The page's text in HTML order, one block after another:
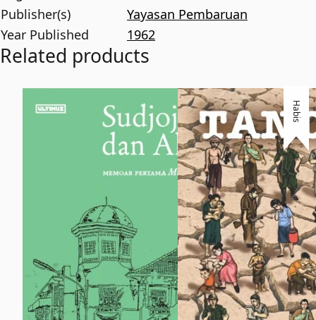
Publisher(s)
Yayasan Pembaruan
Year Published
1962
Related products
Habis